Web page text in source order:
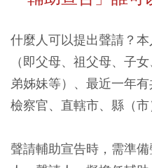
什麼人可以提出聲請？
（即父母、祖父母、子
弟姊妹等）、最近一年有
檢察官、直轄市、縣（市
聲請輔助宣告時，需準